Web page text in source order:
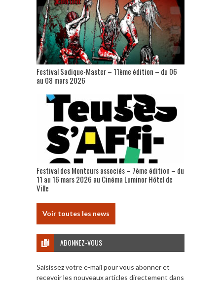
Festival Sadique-Master – 11ème édition – du 06
au 08 mars 2026
Festival des Monteurs associés – 7ème édition – du
11 au 16 mars 2026 au Cinéma Luminor Hôtel de
Ville
Voir toutes les news
ABONNEZ-VOUS
Saisissez votre e-mail pour vous abonner et
recevoir les nouveaux articles directement dans